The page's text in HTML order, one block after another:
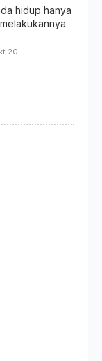
hidup hanya
20